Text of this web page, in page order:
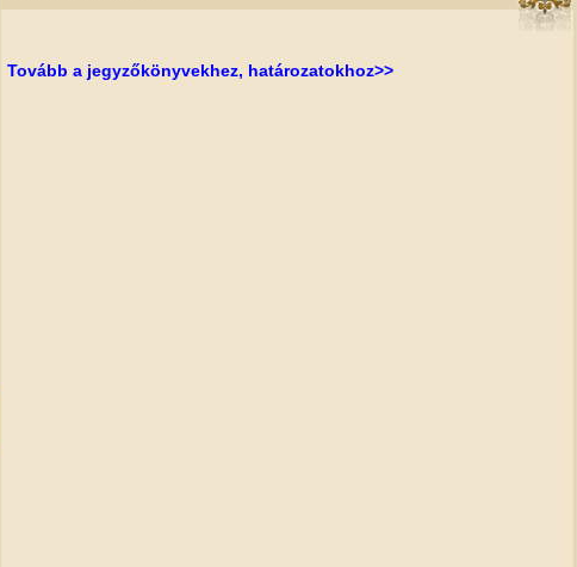
Tovább a jegyzőkönyvekhez, határozatokhoz>>